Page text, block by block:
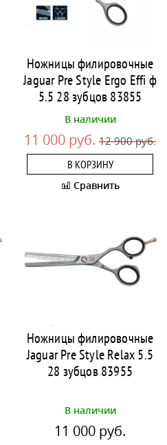
Ножницы филировочные
Jaguar Pre Style Ergo Effi ф
5.5 28 зубцов 83855
В наличии
11 000 руб. 12 900 руб.
В КОРЗИНУ
Сравнить
Ножницы филировочные
Jaguar Pre Style Relax 5.5
28 зубцов 83955
В наличии
11 000 руб.